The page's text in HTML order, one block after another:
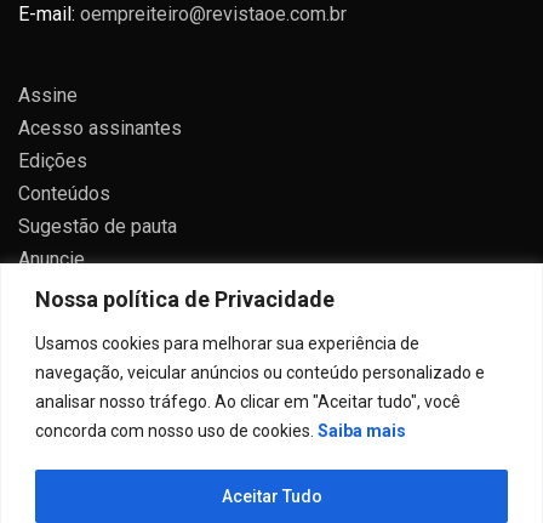
Nossa política de Privacidade
Usamos cookies para melhorar sua experiência de
navegação, veicular anúncios ou conteúdo personalizado e
analisar nosso tráfego. Ao clicar em "Aceitar tudo", você
concorda com nosso uso de cookies. Saiba mais
Aceitar Tudo
E-mail: oempreiteiro@revistaoe.com.br
Assine
Acesso assinantes
Edições
Conteúdos
Sugestão de pauta
Anuncie
Contato
Todos direitos reservados 2024.